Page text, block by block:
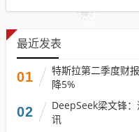
最近发表
01
特斯拉第二季度财
降5%
02
DeepSeek梁文锋
讯